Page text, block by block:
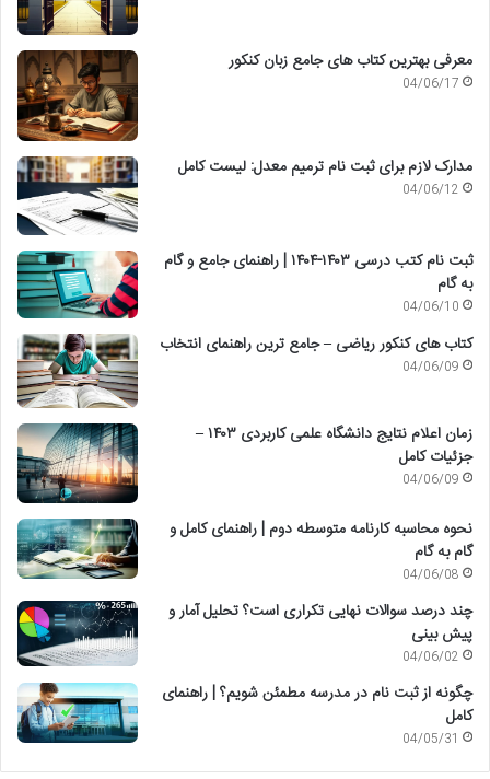
معرفی بهترین کتاب های جامع زبان کنکور
04/06/17
مدارک لازم برای ثبت نام ترمیم معدل: لیست کامل
04/06/12
ثبت نام کتب درسی ۱۴۰۳-۱۴۰۴ | راهنمای جامع و گام
به گام
04/06/10
کتاب های کنکور ریاضی – جامع ترین راهنمای انتخاب
04/06/09
زمان اعلام نتایج دانشگاه علمی کاربردی ۱۴۰۳ –
جزئیات کامل
04/06/09
نحوه محاسبه کارنامه متوسطه دوم | راهنمای کامل و
گام به گام
04/06/08
چند درصد سوالات نهایی تکراری است؟ تحلیل آمار و
پیش بینی
04/06/02
چگونه از ثبت نام در مدرسه مطمئن شویم؟ | راهنمای
کامل
04/05/31